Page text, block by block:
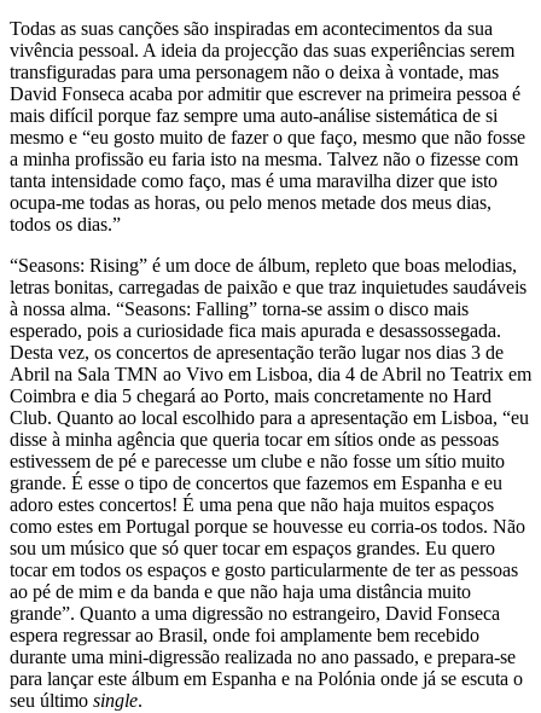
Todas as suas canções são inspiradas em acontecimentos da sua
vivência pessoal. A ideia da projecção das suas experiências serem
transfiguradas para uma personagem não o deixa à vontade, mas
David Fonseca acaba por admitir que escrever na primeira pessoa é
mais difícil porque faz sempre uma auto-análise sistemática de si
mesmo e “eu gosto muito de fazer o que faço, mesmo que não fosse
a minha profissão eu faria isto na mesma. Talvez não o fizesse com
tanta intensidade como faço, mas é uma maravilha dizer que isto
ocupa-me todas as horas, ou pelo menos metade dos meus dias,
todos os dias.”
“Seasons: Rising” é um doce de álbum, repleto que boas melodias,
letras bonitas, carregadas de paixão e que traz inquietudes saudáveis
à nossa alma. “Seasons: Falling” torna-se assim o disco mais
esperado, pois a curiosidade fica mais apurada e desassossegada.
Desta vez, os concertos de apresentação terão lugar nos dias 3 de
Abril na Sala TMN ao Vivo em Lisboa, dia 4 de Abril no Teatrix em
Coimbra e dia 5 chegará ao Porto, mais concretamente no Hard
Club. Quanto ao local escolhido para a apresentação em Lisboa, “eu
disse à minha agência que queria tocar em sítios onde as pessoas
estivessem de pé e parecesse um clube e não fosse um sítio muito
grande. É esse o tipo de concertos que fazemos em Espanha e eu
adoro estes concertos! É uma pena que não haja muitos espaços
como estes em Portugal porque se houvesse eu corria-os todos. Não
sou um músico que só quer tocar em espaços grandes. Eu quero
tocar em todos os espaços e gosto particularmente de ter as pessoas
ao pé de mim e da banda e que não haja uma distância muito
grande”. Quanto a uma digressão no estrangeiro, David Fonseca
espera regressar ao Brasil, onde foi amplamente bem recebido
durante uma mini-digressão realizada no ano passado, e prepara-se
para lançar este álbum em Espanha e na Polónia onde já se escuta o
seu último single.